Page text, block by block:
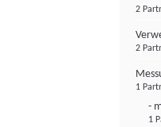
2
2
1
-
1